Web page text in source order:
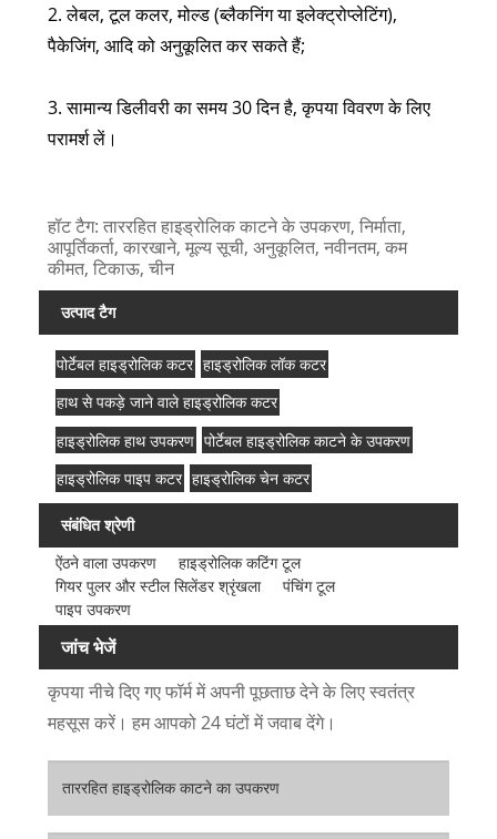
2. लेबल, टूल कलर, मोल्ड (ब्लैकनिंग या इलेक्ट्रोप्लेटिंग),
पैकेजिंग, आदि को अनुकूलित कर सकते हैं;
3. सामान्य डिलीवरी का समय 30 दिन है, कृपया विवरण के लिए
परामर्श लें।
हॉट टैग: ताररहित हाइड्रोलिक काटने के उपकरण, निर्माता,
आपूर्तिकर्ता, कारखाने, मूल्य सूची, अनुकूलित, नवीनतम, कम
कीमत, टिकाऊ, चीन
उत्पाद टैग
पोर्टेबल हाइड्रोलिक कटर हाइड्रोलिक लॉक कटर
हाथ से पकड़े जाने वाले हाइड्रोलिक कटर
हाइड्रोलिक हाथ उपकरण पोर्टेबल हाइड्रोलिक काटने के उपकरण
हाइड्रोलिक पाइप कटर हाइड्रोलिक चेन कटर
संबंधित श्रेणी
ऐंठने वाला उपकरण
हाइड्रोलिक कटिंग टूल
गियर पुलर और स्टील सिलेंडर श्रृंखला
पंचिंग टूल
पाइप उपकरण
जांच भेजें
कृपया नीचे दिए गए फॉर्म में अपनी पूछताछ देने के लिए स्वतंत्र
महसूस करें। हम आपको 24 घंटों में जवाब देंगे।